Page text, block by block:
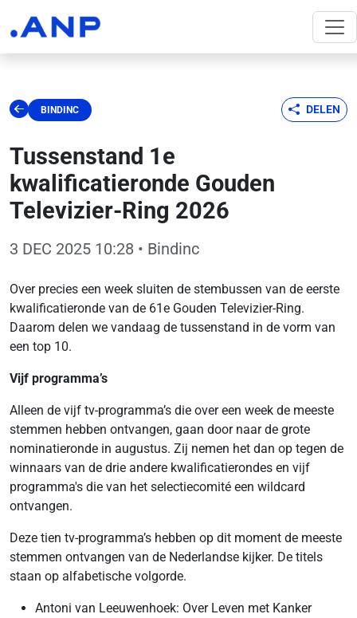
BINDINC DELEN
Tussenstand 1e
kwalificatieronde Gouden
Televizier-Ring 2026
3 DEC 2025 10:28 • Bindinc
Over precies een week sluiten de stembussen van de eerste
kwalificatieronde van de 61e Gouden Televizier-Ring.
Daarom delen we vandaag de tussenstand in de vorm van
een top 10.
Vijf programma’s
Alleen de vijf tv-programma’s die over een week de meeste
stemmen hebben ontvangen, gaan door naar de grote
nominatieronde in augustus. Zij nemen het dan op tegen de
winnaars van de drie andere kwalificatierondes en vijf
programma's die van het selectiecomité een wildcard
ontvangen.
Deze tien tv-programma’s hebben op dit moment de meeste
stemmen ontvangen van de Nederlandse kijker. De titels
staan op alfabetische volgorde.
Antoni van Leeuwenhoek: Over Leven met Kanker